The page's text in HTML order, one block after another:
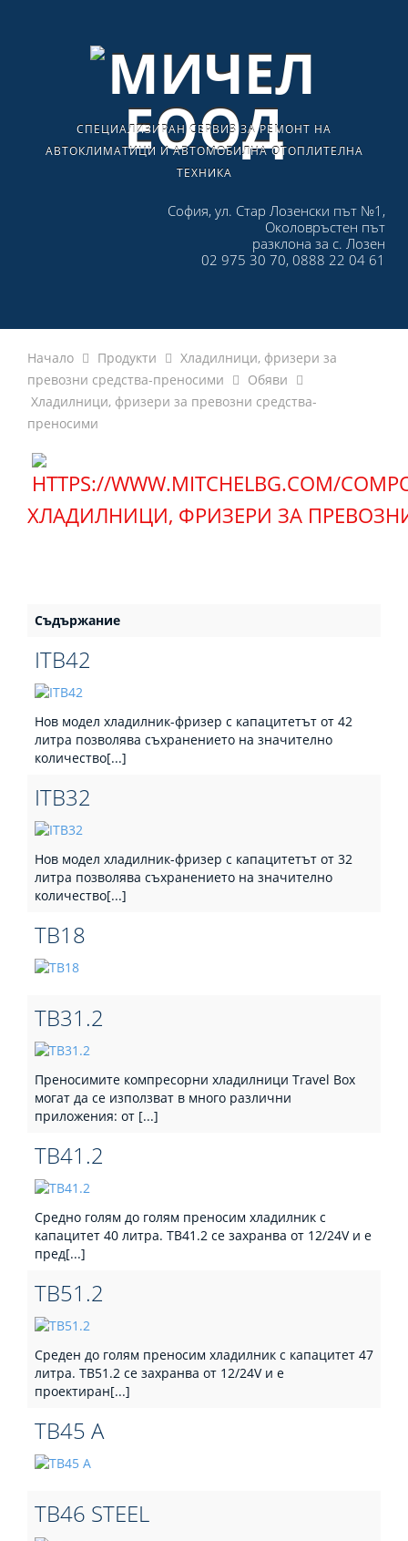
СПЕЦИАЛИЗИРАН СЕРВИЗ ЗА РЕМОНТ НА
АВТОКЛИМАТИЦИ И АВТОМОБИЛНА ОТОПЛИТЕЛНА
ТЕХНИКА
София, ул. Стар Лозенски път №1,
Околовръстен път
разклона за с. Лозен
02 975 30 70, 0888 22 04 61
Начало Продукти
Хладилници, фризери за
превозни средства-преносими
Обяви
Хладилници, фризери за превозни средства-
преносими
ХЛАДИЛНИЦИ, ФРИЗЕРИ ЗА
Съдържание
ITB42
Нов модел хладилник-фризер с капацитетът от 42
литра позволява съхранението на значително
количество[...]
ITB32
Нов модел хладилник-фризер с капацитетът от 32
литра позволява съхранението на значително
количество[...]
TB18
TB31.2
Преносимите компресорни хладилници Travel Box
могат да се използват в много различни
приложения: от [...]
TB41.2
Средно голям до голям преносим хладилник с
капацитет 40 литра. TB41.2 се захранва от 12/24V и е
пред[...]
TB51.2
Среден до голям преносим хладилник с капацитет 47
литра. TB51.2 се захранва от 12/24V и е
проектиран[...]
TB45 A
TB46 STEEL